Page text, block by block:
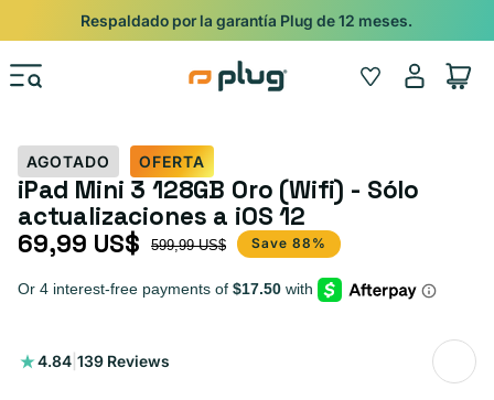
Ir al contenido
Pide con Entrega Nocturna para recibir antes del 24/12.
Wishlist
Iniciar
sesión
Carrito
AGOTADO OFERTA
iPad Mini 3 128GB Oro (Wifi) - Sólo
actualizaciones a iOS 12
Precio de oferta
69,99 US$
Precio habitual 599,99 US$ Save 88%
4.84 139 Reviews
139